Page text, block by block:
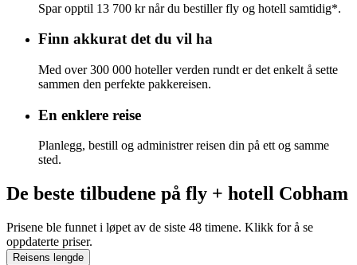
Spar opptil 13 700 kr når du bestiller fly og hotell samtidig*.
Finn akkurat det du vil ha
Med over 300 000 hoteller verden rundt er det enkelt å sette
sammen den perfekte pakkereisen.
En enklere reise
Planlegg, bestill og administrer reisen din på ett og samme
sted.
De beste tilbudene på fly + hotell Cobham
Prisene ble funnet i løpet av de siste 48 timene. Klikk for å se
oppdaterte priser.
Reisens lengde